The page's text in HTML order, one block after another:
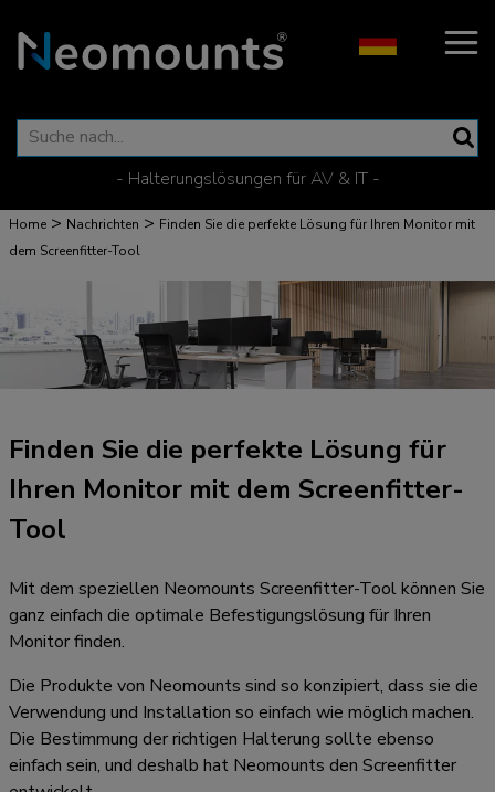
- Halterungslösungen für AV & IT -
Home > Nachrichten > Finden Sie die perfekte Lösung für Ihren Monitor mit
dem Screenfitter-Tool
Finden Sie die perfekte Lösung für
Ihren Monitor mit dem Screenfitter-
Tool
Mit dem speziellen Neomounts Screenfitter-Tool können Sie
ganz einfach die optimale Befestigungslösung für Ihren
Monitor finden.
Die Produkte von Neomounts sind so konzipiert, dass sie die
Verwendung und Installation so einfach wie möglich machen.
Die Bestimmung der richtigen Halterung sollte ebenso
einfach sein, und deshalb hat Neomounts den Screenfitter